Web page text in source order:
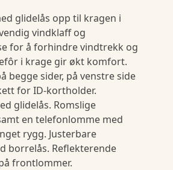
glidelås opp til kragen i
vindklaff og
for å forhindre vindtrekk og
i krage gir økt komfort.
begge sider, på venstre side
for ID-kortholder.
glidelås. Romslige
en telefonlomme med
rygg. Justerbare
borrelås. Reflekterende
frontlommer.